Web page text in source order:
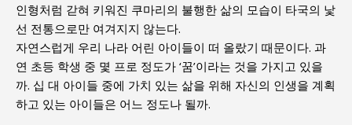
인형처럼 갇혀 키워진 쿠마리의 불행한 삶의 모습이 타국의 낯
선 전통으로만 여겨지지 않는다.
자연스럽게 우리 나라 어린 아이들이 떠 올랐기 때문이다. 과
연 초등 학생 중 몇 프로 정도가 ‘꿈’이라는 것을 가지고 있을
까. 십 대 아이들 중에 가치 있는 삶을 위해 자신의 인생을 계획
하고 있는 아이들은 어느 정도나 될까.